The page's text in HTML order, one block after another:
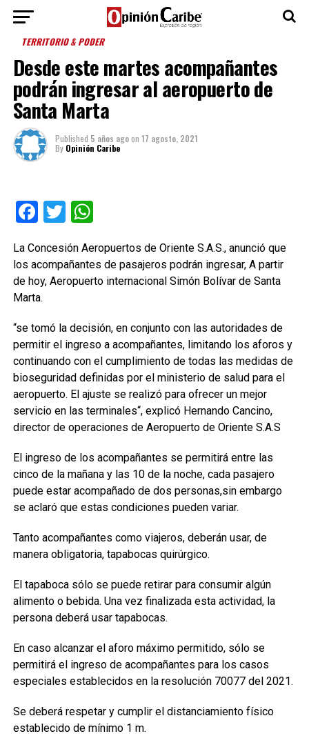
TERRITORIO & PODER
Desde este martes acompañantes
podrán ingresar al aeropuerto de
Santa Marta
Published 5 años agoon 17 agosto, 2021
By Opinión Caribe
Facebook
TwitterWhatsApp
La Concesión Aeropuertos de Oriente S.A.S., anunció que
los acompañantes de pasajeros podrán ingresar, A partir
de hoy, Aeropuerto internacional Simón Bolívar de Santa
Marta.
“se tomó la decisión, en conjunto con las autoridades de
permitir el ingreso a acompañantes, limitando los aforos y
continuando con el cumplimiento de todas las medidas de
bioseguridad definidas por el ministerio de salud para el
aeropuerto. El ajuste se realizó para ofrecer un mejor
servicio en las terminales“, explicó Hernando Cancino,
director de operaciones de Aeropuerto de Oriente S.A.S
El ingreso de los acompañantes se permitirá entre las
cinco de la mañana y las 10 de la noche, cada pasajero
puede estar acompañado de dos personas,sin embargo
se aclaró que estas condiciones pueden variar.
Tanto acompañantes como viajeros, deberán usar, de
manera obligatoria, tapabocas quirúrgico.
El tapaboca sólo se puede retirar para consumir algún
alimento o bebida. Una vez finalizada esta actividad, la
persona deberá usar tapabocas.
En caso alcanzar el aforo máximo permitido, sólo se
permitirá el ingreso de acompañantes para los casos
especiales establecidos en la resolución 70077 del 2021.
Se deberá respetar y cumplir el distanciamiento físico
establecido de mínimo 1 m.